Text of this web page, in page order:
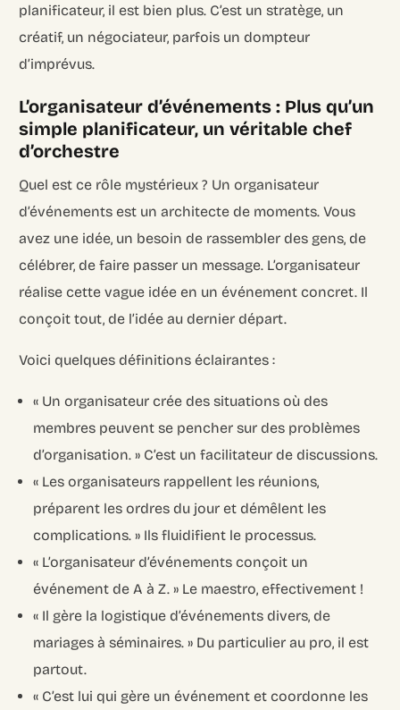
planificateur, il est bien plus. C’est un stratège, un
créatif, un négociateur, parfois un dompteur
d’imprévus.
L’organisateur d’événements : Plus qu’un
simple planificateur, un véritable chef
d’orchestre
Quel est ce rôle mystérieux ? Un organisateur
d’événements est un architecte de moments. Vous
avez une idée, un besoin de rassembler des gens, de
célébrer, de faire passer un message. L’organisateur
réalise cette vague idée en un événement concret. Il
conçoit tout, de l’idée au dernier départ.
Voici quelques définitions éclairantes :
« Un organisateur crée des situations où des
membres peuvent se pencher sur des problèmes
d’organisation. » C’est un facilitateur de discussions.
« Les organisateurs rappellent les réunions,
préparent les ordres du jour et démêlent les
complications. » Ils fluidifient le processus.
« L’organisateur d’événements conçoit un
événement de A à Z. » Le maestro, effectivement !
« Il gère la logistique d’événements divers, de
mariages à séminaires. » Du particulier au pro, il est
partout.
« C’est lui qui gère un événement et coordonne les